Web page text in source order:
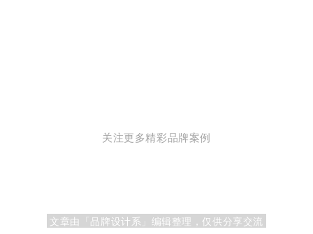
关注更多精彩品牌案例
文章由「品牌设计系」编辑整理，仅供分享交流